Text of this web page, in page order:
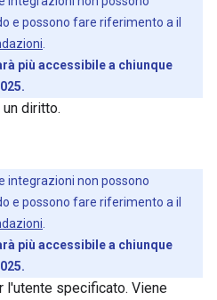
e possono fare riferimento a il
più accessibile a chiunque
diritto.
integrazioni non possono
e possono fare riferimento a il
più accessibile a chiunque
l'utente specificato. Viene